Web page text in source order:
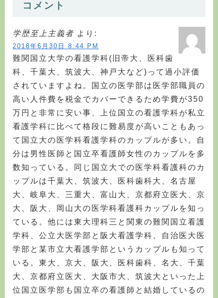
コメント
学歴至上主義者 より:
2018年6月30日 8:44 PM
難関国立大学の看護学科(旧帝大、医科歯
科、千葉大、筑波大、神戸大など)って過小評価
されていますよね。国立の医学部は医学部職員の
高い人件費を税金でカバーできるため学費が350
万円と非常に安い事、上位国立の看護学科が私立
看護学科に比べて格段に難易度が高いこともあっ
て国立大の医学科看護学科のカップルが多い。自
分は男性医師と国立卒看護師女性のカップルを多
数知っている。同じ国立大での医学科看護科のカ
ップルは千葉大、筑波大、医科歯科大、名古屋
大、岐阜大、三重大、富山大、京都府立医大、京
大、阪大、岡山大の医学科看護科カップルを知っ
ている。他には東大理科三と関東の難関国立看護
学科、公立大医学部と阪大看護学科、自治医大医
学部と某市立大看護学部というカップルも知って
いる。東大、京大、阪大、医科歯科、名大、千葉
大、京都府立医大、大阪市大、筑波大といった上
位国立医学部も国立卒の看護師と結婚しているの